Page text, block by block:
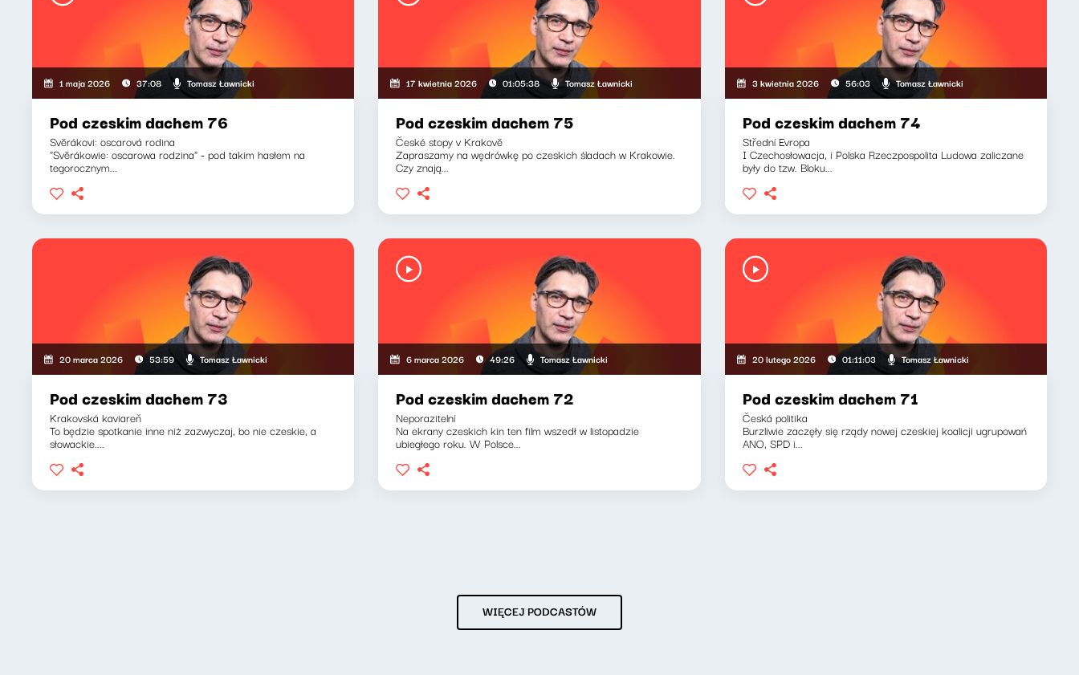
1 maja 2026 37:08 Tomasz Ławnicki
Pod czeskim dachem 76
Svěrákovi: oscarová rodina
"Svěrákowie: oscarowa rodzina" - pod takim hasłem na
tegorocznym...
17 kwietnia 2026 01:05:38 Tomasz Ławnicki
Pod czeskim dachem 75
České stopy v Krakově
Zapraszamy na wędrówkę po czeskich śladach w Krakowie.
Czy znają...
3 kwietnia 2026 56:03 Tomasz Ławnicki
Pod czeskim dachem 74
Střední Evropa
I Czechosłowacja, i Polska Rzeczpospolita Ludowa zaliczane
były do tzw. Bloku...
20 marca 2026 53:59 Tomasz Ławnicki
Pod czeskim dachem 73
Krakovská kaviareň
To będzie spotkanie inne niż zazwyczaj, bo nie czeskie, a
słowackie....
6 marca 2026 49:26 Tomasz Ławnicki
Pod czeskim dachem 72
Neporazitelní
Na ekrany czeskich kin ten film wszedł w listopadzie
ubiegłego roku. W Polsce...
20 lutego 2026 01:11:03 Tomasz Ławnicki
Pod czeskim dachem 71
Česká politika
Burzliwie zaczęły się rządy nowej czeskiej koalicji ugrupowań
ANO, SPD i...
WIĘCEJ PODCASTÓW